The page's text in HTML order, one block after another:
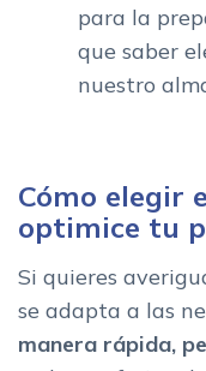
para la
que saber
nuestro
Cómo elegir
optimice tu
Si quieres
se adapta a las
manera rápida,